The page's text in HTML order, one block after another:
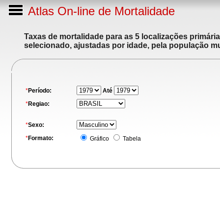
Atlas On-line de Mortalidade
Taxas de mortalidade para as 5 localizações
selecionado, ajustadas por idade, pela população
*Período:
Até
*Regiao:
*Sexo:
*Formato: Gráfico Tabela